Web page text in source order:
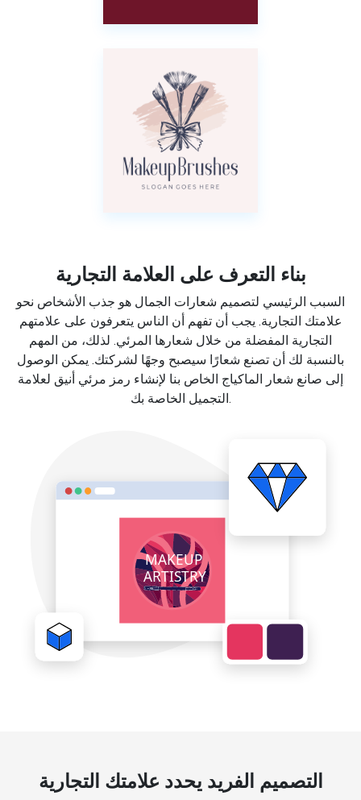
بناء التعرف على العلامة التجارية
السبب الرئيسي لتصميم شعارات الجمال هو جذب الأشخاص نحو
علامتك التجارية. يجب أن تفهم أن الناس يتعرفون على علامتهم
التجارية المفضلة من خلال شعارها المرئي. لذلك، من المهم
بالنسبة لك أن تصنع شعارًا سيصبح وجهًا لشركتك. يمكن الوصول
إلى صانع شعار الماكياج الخاص بنا لإنشاء رمز مرئي أنيق لعلامة
التجميل الخاصة بك.
التصميم الفريد يحدد علامتك التجارية